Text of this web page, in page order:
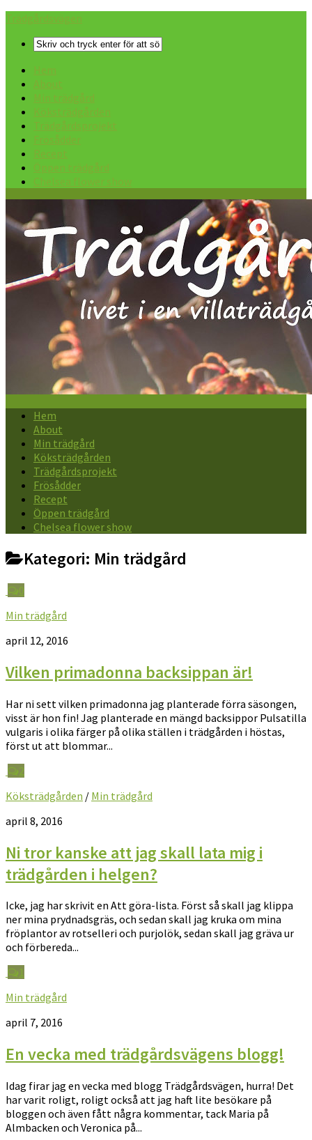
Trädgårdsvägen
Hem
About
Min trädgård
Köksträdgården
Trädgårdsprojekt
Frösådder
Recept
Öppen trädgård
Chelsea flower show
Hem
About
Min trädgård
Köksträdgården
Trädgårdsprojekt
Frösådder
Recept
Öppen trädgård
Chelsea flower show
Kategori: Min trädgård
0
Min trädgård
april 12, 2016
Vilken primadonna backsippan är!
Har ni sett vilken primadonna jag planterade förra säsongen,
visst är hon fin! Jag planterade en mängd backsippor Pulsatilla
vulgaris i olika färger på olika ställen i trädgården i höstas,
först ut att blommar...
2
Köksträdgården / Min trädgård
april 8, 2016
Ni tror kanske att jag skall lata mig i
trädgården i helgen?
Icke, jag har skrivit en Att göra-lista. Först så skall jag klippa
ner mina prydnadsgräs, och sedan skall jag kruka om mina
fröplantor av rotselleri och purjolök, sedan skall jag gräva ur
och förbereda...
1
Min trädgård
april 7, 2016
En vecka med trädgårdsvägens blogg!
Idag firar jag en vecka med blogg Trädgårdsvägen, hurra! Det
har varit roligt, roligt också att jag haft lite besökare på
bloggen och även fått några kommentar, tack Maria på
Almbacken och Veronica på...